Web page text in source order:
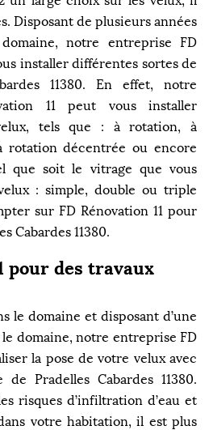
Disposant de plusieurs années
notre entreprise FD
installer différentes sortes de
11380. En effet, notre
11 peut vous installer
tels que : à rotation, à
rotation décentrée ou encore
que soit le vitrage que vous
: simple, double ou triple
sur FD Rénovation 11 pour
Cabardes 11380.
pour des travaux
le domaine et disposant d’une
domaine, notre entreprise FD
la pose de votre velux avec
Pradelles Cabardes 11380.
risques d’infiltration d’eau et
votre habitation, il est plus